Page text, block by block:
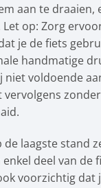
aan te draaien,
op: Zorg
je de fiets
handmatige
voldoende
de laagste stand
deel van de
voorzichtig dat